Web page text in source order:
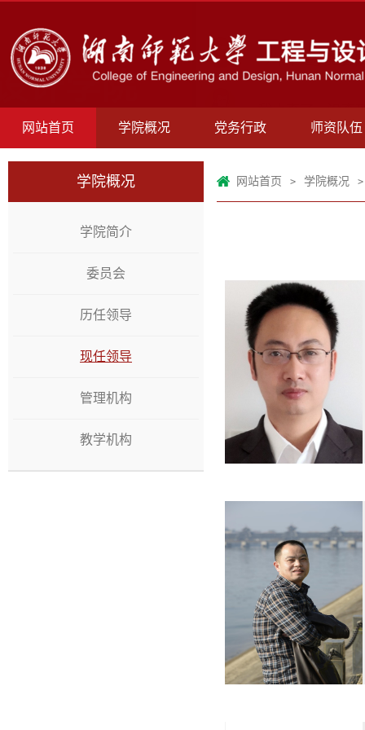
网站首页 学院概况 党务行政 师资队伍
学院概况
学院简介
委员会
历任领导
现任领导
管理机构
教学机构
网站首页 > 学院概况 >